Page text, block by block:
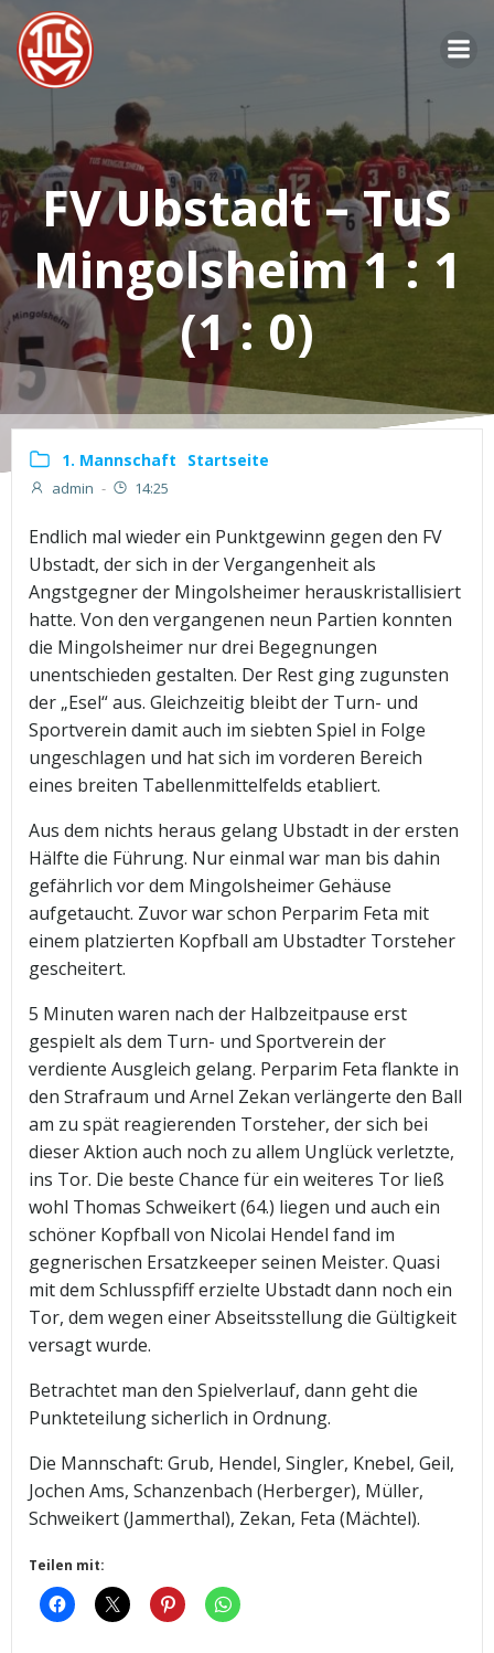
FV Ubstadt – TuS
Mingolsheim 1 : 1
(1 : 0)
1. Mannschaft Startseite
admin - 14:25
Endlich mal wieder ein Punktgewinn gegen den FV
Ubstadt, der sich in der Vergangenheit als
Angstgegner der Mingolsheimer herauskristallisiert
hatte. Von den vergangenen neun Partien konnten
die Mingolsheimer nur drei Begegnungen
unentschieden gestalten. Der Rest ging zugunsten
der „Esel“ aus. Gleichzeitig bleibt der Turn- und
Sportverein damit auch im siebten Spiel in Folge
ungeschlagen und hat sich im vorderen Bereich
eines breiten Tabellenmittelfelds etabliert.
Aus dem nichts heraus gelang Ubstadt in der ersten
Hälfte die Führung. Nur einmal war man bis dahin
gefährlich vor dem Mingolsheimer Gehäuse
aufgetaucht. Zuvor war schon Perparim Feta mit
einem platzierten Kopfball am Ubstadter Torsteher
gescheitert.
5 Minuten waren nach der Halbzeitpause erst
gespielt als dem Turn- und Sportverein der
verdiente Ausgleich gelang. Perparim Feta flankte in
den Strafraum und Arnel Zekan verlängerte den Ball
am zu spät reagierenden Torsteher, der sich bei
dieser Aktion auch noch zu allem Unglück verletzte,
ins Tor. Die beste Chance für ein weiteres Tor ließ
wohl Thomas Schweikert (64.) liegen und auch ein
schöner Kopfball von Nicolai Hendel fand im
gegnerischen Ersatzkeeper seinen Meister. Quasi
mit dem Schlusspfiff erzielte Ubstadt dann noch ein
Tor, dem wegen einer Abseitsstellung die Gültigkeit
versagt wurde.
Betrachtet man den Spielverlauf, dann geht die
Punkteteilung sicherlich in Ordnung.
Die Mannschaft: Grub, Hendel, Singler, Knebel, Geil,
Jochen Ams, Schanzenbach (Herberger), Müller,
Schweikert (Jammerthal), Zekan, Feta (Mächtel).
Teilen mit: